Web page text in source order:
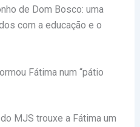
de Dom Bosco: uma
com a educação e o
Fátima num “pátio
MJS trouxe a Fátima um